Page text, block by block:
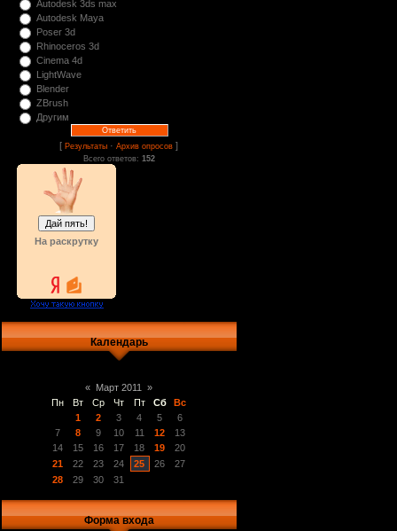
Autodesk 3ds max
Autodesk Maya
Poser 3d
Rhinoceros 3d
Cinema 4d
LightWave
Blender
ZBrush
Другим
[Результаты ·Архив опросов ]
Всего ответов: 152
На раскрутку
Календарь
« Март 2011
»
Пн
Вт Ср Чт Пт Сб
Вс
1
2 3 4 5
6
7
8 9 10 11 12
13
14
15 16 17 18 19
20
21
22 23 24 25 26
27
28
29 30 31
Форма входа